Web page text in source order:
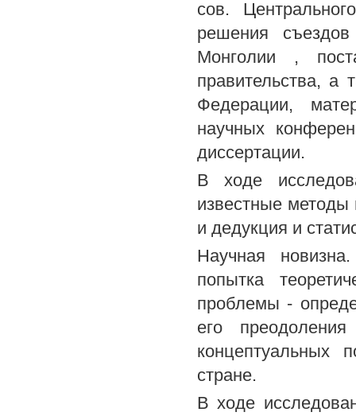
сов.
решения
Монголии ,
правительства, а
Федерации,
научных
диссертации.
В ходе
известные методы
и дедукция и
Научная
попытка
проблемы -
его
концептуальных
стране.
В ходе